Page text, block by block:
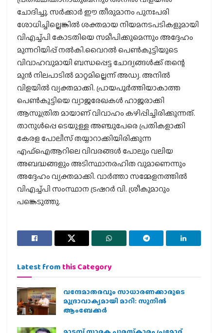
ചോദിച്ചു. സര്‍ക്കാര്‍ ഈ തീരുമാനം പുനഃപരി
ശോധിച്ചില്ലെങ്കില്‍ ശക്തമായ നിയമനടപടികളുമായി
വിഎച്ച്പി കോടതിയെ സമീപിക്കുമെന്നും അദ്ദേഹം
മുന്നറിയിപ്പ് നല്‍കി.വൈറല്‍ പെണ്‍കുട്ടിയുടെ
വിവാഹവുമായി ബന്ധപ്പെട്ട ചോദ്യങ്ങള്‍ക്ക് തന്റെ
മുന്‍ നിലപാടില്‍ മാറ്റമില്ലെന്ന് അഡ്വ. അനില്‍
വിളയില്‍ വ്യക്തമാക്കി. പ്രായപൂര്‍ത്തിയാകാത്ത
പെണ്‍കുട്ടിയെ വ്യാജരേഖകള്‍ ഹാജരാക്കി
ആസൂത്രിത മായാണ് വിവാഹം കഴിപ്പിച്ചിരിക്കുന്നത്.
താനുള്‍പ്പെ ടെയുള്ള അഞ്ചുപേരെ പ്രതികളാക്കി
കേരള പോലീസ് തയ്യാറാക്കിയിരിക്കുന്ന
എഫ്‌ഐആറിലെ വിവരങ്ങള്‍ പോലും വലിയ
അബദ്ധങ്ങളും അടിസ്ഥാനരഹിത വുമാണെന്നും
അദ്ദേഹം വ്യക്തമാക്കി. വാര്‍ത്താ സമ്മേളനത്തില്‍
വിഎച്ച്പി സംസ്ഥാന ട്രഷറര്‍ വി. ശ്രീകുമാറും
പങ്കെടുത്തു.
Latest from this Category
വന്ദേമാതരവും സാധാരണക്കാരുടെ
മുദ്രാവാക്യമായി മാറി: സുനിൽ
ആംബേക്കർ